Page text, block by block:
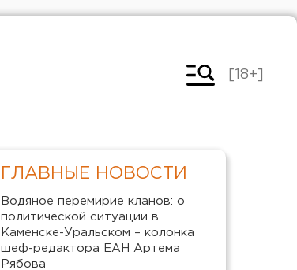
[18+]
ГЛАВНЫЕ НОВОСТИ
Водяное перемирие кланов: о
политической ситуации в
Каменске-Уральском – колонка
шеф-редактора ЕАН Артема
Рябова